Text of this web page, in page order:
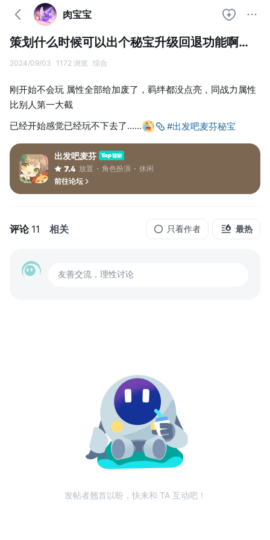
肉宝宝
策划什么时候可以出个秘宝升级回退功能啊…
2024/09/03 1172 浏览 综合
刚开始不会玩 属性全部给加废了，羁绊都没点亮，同战力属性
比别人第一大截
已经开始感觉已经玩不下去了……
#出发吧麦芬秘宝
出发吧麦芬
7.4 放置 角色扮演
休闲
前往论坛
评论 11 相关 只看作者 最热
友善交流，理性讨论
发帖者翘首以盼，快来和 TA 互动吧！